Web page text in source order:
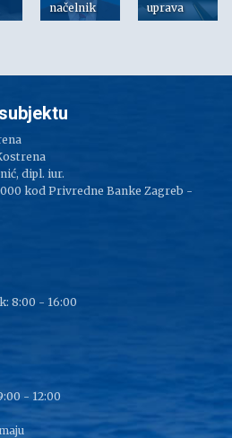
načelnik
uprava
dipl. iur.
kod Privredne Banke Zagreb -
8:00 - 16:00
- 12:00